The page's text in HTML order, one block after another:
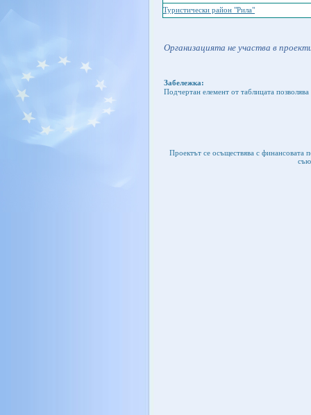
Туристически район "Рила"
Организацията не участва в
Забележка:
Подчертан елемент от таблицата
Проектът се осъществява с финансовата